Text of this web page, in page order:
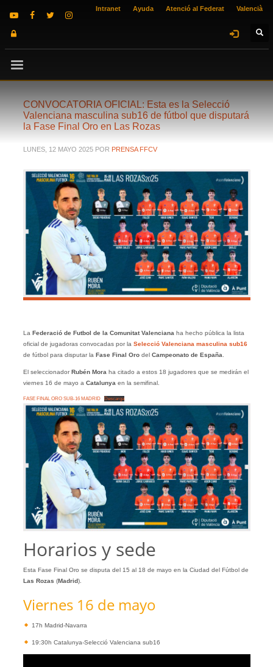
Intranet Ayuda Atenció al Federat Valencià
CONVOCATORIA OFICIAL: Esta es la Selecció
Valenciana masculina sub16 de fútbol que disputará
la Fase Final Oro en Las Rozas
LUNES, 12 MAYO 2025 POR PRENSA FFCV
La Federació de Futbol de la Comunitat Valenciana ha hecho pública la lista
oficial de jugadoras convocadas por la Selecció Valenciana masculina sub16
de fútbol para disputar la Fase Final Orodel Campeonato de España
El seleccionadorRubén Mora ha citado a estos 18 jugadores que se medirán el
viernes 16 de mayo a Catalunya en la semifinal.
FASE FINAL ORO SUB-16 MADRID Descarga
Horarios y sede
Esta Fase Final Oro se disputa del 15 al 18 de mayo en la Ciudad del Fútbol de
Las Rozas (Madrid).
Viernes 16 de mayo
17h Madrid-Navarra
19:30h Catalunya-Selecció Valenciana sub16